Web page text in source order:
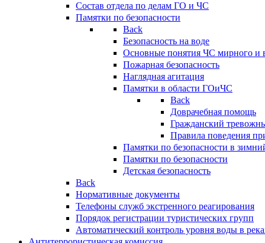
Состав отдела по делам ГО и ЧС
Памятки по безопасности
Back
Безопасность на воде
Основные понятия ЧС мирного и
Пожарная безопасность
Наглядная агитация
Памятки в области ГОиЧС
Back
Доврачебная помощь
Гражданский
Правила поведения
Памятки по безопасности в
Памятки по безопасности
Детская безопасность
Back
Нормативные документы
Телефоны служб экстренного реагирования
Порядок регистрации туристических групп
Автоматический контроль уровня воды в